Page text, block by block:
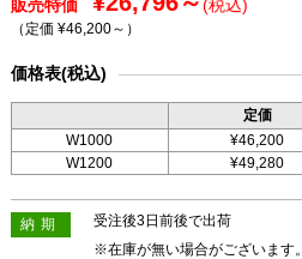
販売特価 (税込)
（定価 ¥46,200～ ）
価格表(税込)
定価
W1000
¥46,200
W1200
¥49,280
納期
受注後3日前後で出荷
※在庫が無い場合がございます。